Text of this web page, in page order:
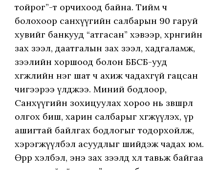
тойрог”-т орчихоод байна. Тийм ч
болохоор санхүүгийн салбарын 90 гаруй
хувийг банкууд “атгасан” хэвээр, хөрөнгийн
зах зээл, даатгалын зах зээл, хадгаламж,
зээлийн хоршоод болон ББСБ-ууд
хөгжлийн нэг шат ч ахиж чадахгүй гацсан
чигээрээ үлджээ. Миний бодлоор,
Санхүүгийн зохицуулах хороо нь зөвшөөрөл
олгох биш, харин салбарыг хөгжүүлэх, үр
ашигтай байлгах бодлогыг тодорхойлж,
хэрэгжүүлбэл асуудлыг шийдэж чадах юм.
Өөрөөр хэлбэл, энэ зах зээлд хөл тавьж байгаа